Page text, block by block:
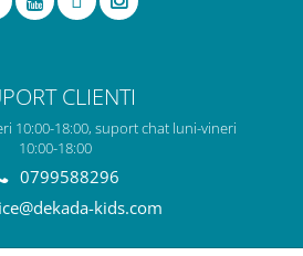
CLIENTI
10:00-18:00, suport chat luni-vineri
10:00-18:00
0799588296
kids.com